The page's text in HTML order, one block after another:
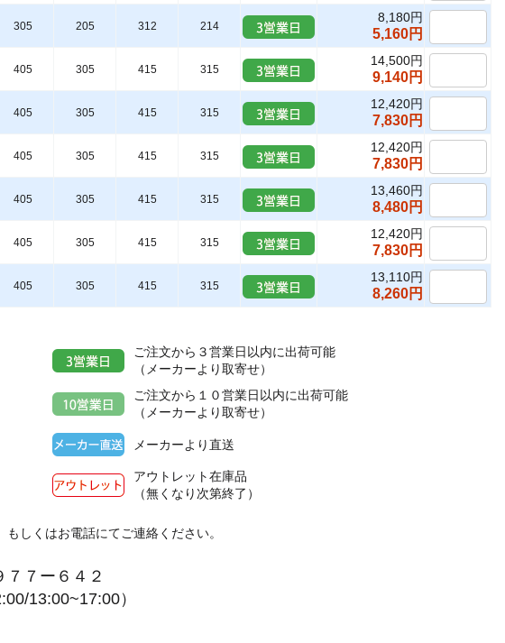
305 205 312 214
8,180円
5,160円
405 305 415 315
14,500円
9,140円
405 305 415 315
12,420円
7,830円
405 305 415 315
12,420円
7,830円
405 305 415 315
13,460円
8,480円
405 305 415 315
12,420円
7,830円
405 305 415 315
13,110円
8,260円
ご注文から３営業日以内に出荷可能
（メーカーより取寄せ）
ご注文から１０営業日以内に出荷可能
（メーカーより取寄せ）
メーカーより直送
アウトレット在庫品
（無くなり次第終了）
しくはお電話にてご連絡ください。
７７ー６４２
13:00~17:00）